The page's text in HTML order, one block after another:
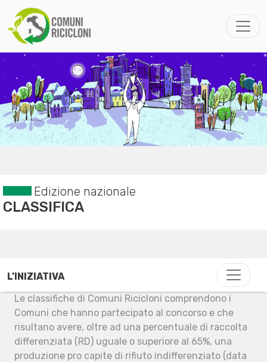
Edizione nazionale
CLASSIFICA
L’INIZIATIVA
Le classifiche di Comuni Ricicloni comprendono i
Comuni che hanno partecipato al concorso e che
risultano avere, oltre ad una percentuale di raccolta
differenziata (RD) uguale o superiore al 65%, una
produzione pro capite di rifiuto indifferenziato (data